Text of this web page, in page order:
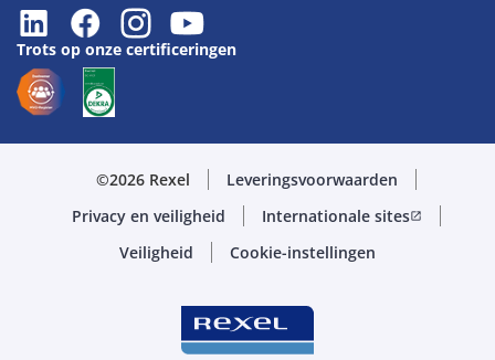
Trots op onze certificeringen
©2026 Rexel
Leveringsvoorwaarden
Privacy en veiligheid
Internationale sitesopen_in_new
Veiligheid Cookie-instellingen